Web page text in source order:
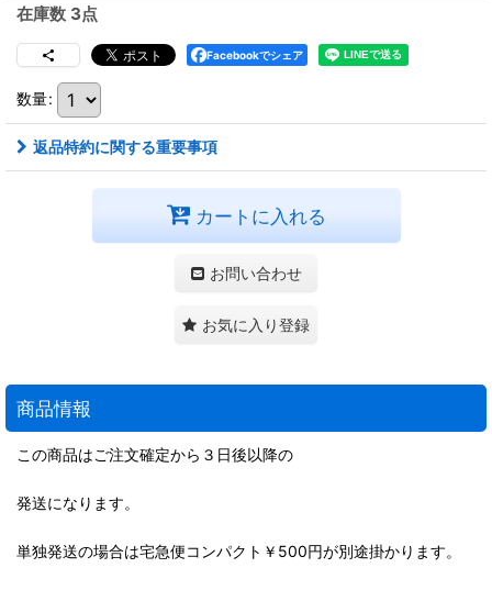
在庫数 3点
Facebookでシェア
数量:
返品特約に関する重要事項
カートに入れる
お問い合わせ
お気に入り登録
商品情報
この商品はご注文確定から３日後以降の
発送になります。
単独発送の場合は宅急便コンパクト￥500円が別途掛かります。